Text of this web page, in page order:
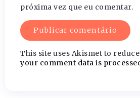
próxima vez que eu comentar.
This site uses Akismet to
your comment data is